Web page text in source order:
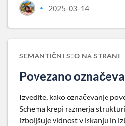
• 2025-03-14
SEMANTIČNI SEO NA STRANI
Povezano
Izvedite, kako označevanje
Schema krepi razmerja
izboljšuje vidnost v iskanju in